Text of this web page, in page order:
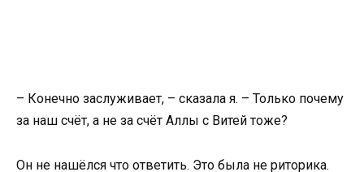
– Конечно заслуживает, – сказала я. – Только почему
за наш счёт, а не за счёт Аллы с Витей тоже?
Он не нашёлся что ответить. Это была не риторика.